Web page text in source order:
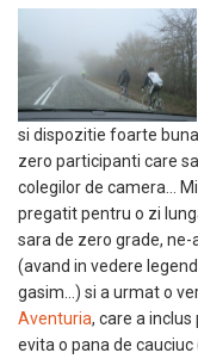
si dispozitie foarte
zero participanti care
colegilor de camera…
pregatit pentru o zi
sara de zero grade,
(avand in vedere
gasim…) si a urmat o
Aventuria, care a
evita o pana de